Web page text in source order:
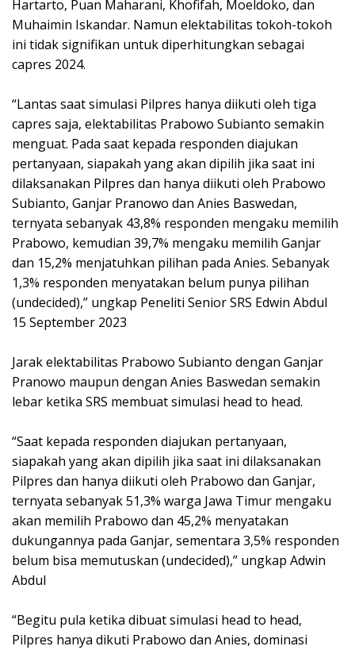
Hartarto, Puan Maharani, Khofifah, Moeldoko, dan
Muhaimin Iskandar. Namun elektabilitas tokoh-tokoh
ini tidak signifikan untuk diperhitungkan sebagai
capres 2024.
“Lantas saat simulasi Pilpres hanya diikuti oleh tiga
capres saja, elektabilitas Prabowo Subianto semakin
menguat. Pada saat kepada responden diajukan
pertanyaan, siapakah yang akan dipilih jika saat ini
dilaksanakan Pilpres dan hanya diikuti oleh Prabowo
Subianto, Ganjar Pranowo dan Anies Baswedan,
ternyata sebanyak 43,8% responden mengaku memilih
Prabowo, kemudian 39,7% mengaku memilih Ganjar
dan 15,2% menjatuhkan pilihan pada Anies. Sebanyak
1,3% responden menyatakan belum punya pilihan
(undecided),” ungkap Peneliti Senior SRS Edwin Abdul
15 September 2023
Jarak elektabilitas Prabowo Subianto dengan Ganjar
Pranowo maupun dengan Anies Baswedan semakin
lebar ketika SRS membuat simulasi head to head.
“Saat kepada responden diajukan pertanyaan,
siapakah yang akan dipilih jika saat ini dilaksanakan
Pilpres dan hanya diikuti oleh Prabowo dan Ganjar,
ternyata sebanyak 51,3% warga Jawa Timur mengaku
akan memilih Prabowo dan 45,2% menyatakan
dukungannya pada Ganjar, sementara 3,5% responden
belum bisa memutuskan (undecided),” ungkap Adwin
Abdul
“Begitu pula ketika dibuat simulasi head to head,
Pilpres hanya dikuti Prabowo dan Anies, dominasi